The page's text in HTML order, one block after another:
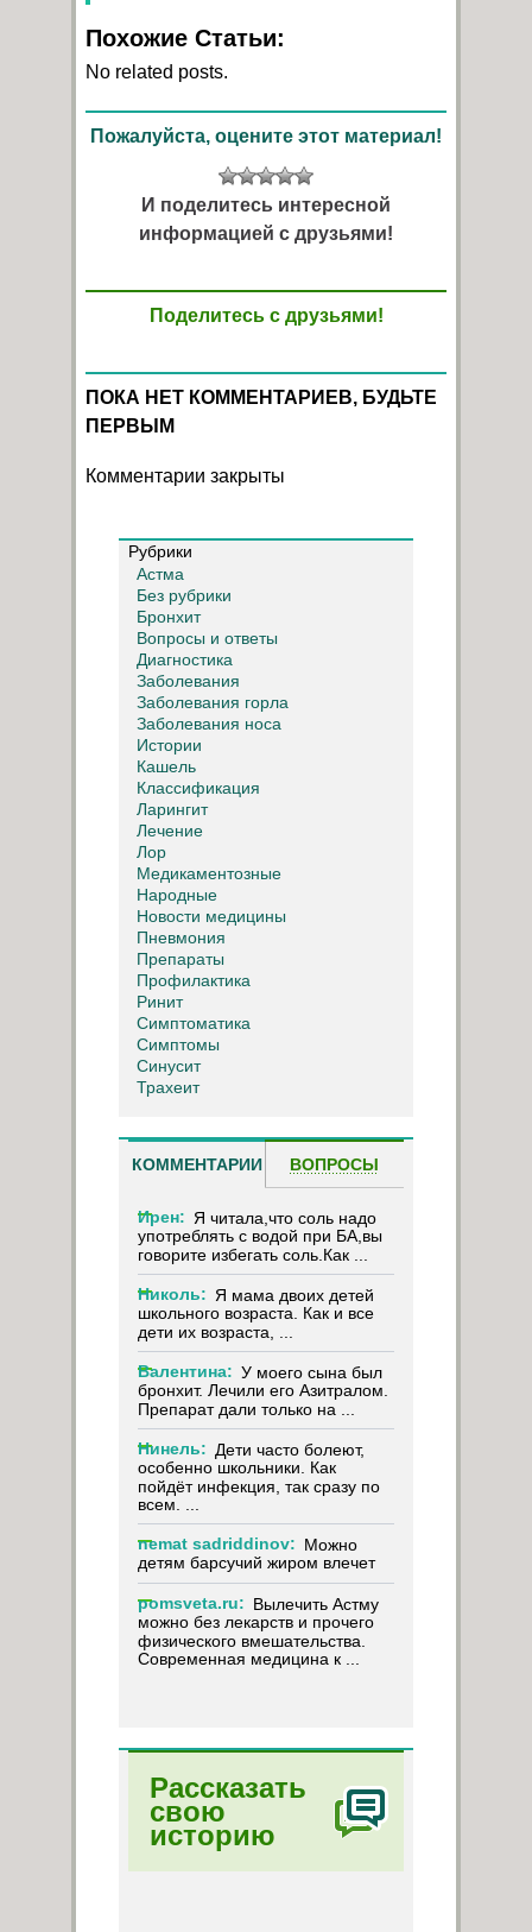
Похожие Статьи:
No related posts.
Пожалуйста, оцените этот материал!
И поделитесь интересной
информацией с друзьями!
Поделитесь с друзьями!
ПОКА НЕТ КОММЕНТАРИЕВ, БУДЬТЕ
ПЕРВЫМ
Комментарии закрыты
Рубрики
Астма
Без рубрики
Бронхит
Вопросы и ответы
Диагностика
Заболевания
Заболевания горла
Заболевания носа
Истории
Кашель
Классификация
Ларингит
Лечение
Лор
Медикаментозные
Народные
Новости медицины
Пневмония
Препараты
Профилактика
Ринит
Симптоматика
Симптомы
Синусит
Трахеит
КОММЕНТАРИИ ВОПРОСЫ
Ирен: Я читала,что соль надо
употреблять с водой при БА,вы
говорите избегать соль.Как ...
Николь: Я мама двоих детей
школьного возраста. Как и все
дети их возраста, ...
Валентина: У моего сына был
бронхит. Лечили его Азитралом.
Препарат дали только на ...
Нинель: Дети часто болеют,
особенно школьники. Как
пойдёт инфекция, так сразу по
всем. ...
nemat sadriddinov: Можно
детям барсучий жиром влечет
pomsveta.ru: Вылечить Астму
можно без лекарств и прочего
физического вмешательства.
Современная медицина к ...
Рассказать
свою
историю